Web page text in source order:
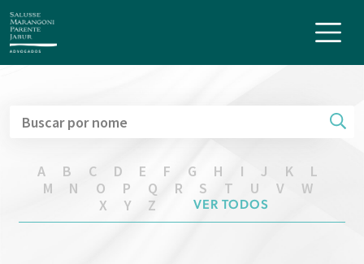
A B C D E F G H I J K
L
M
N O P Q R S T U V
W
X
Y Z VER TODOS